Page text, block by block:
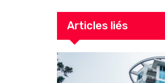
Articles liés